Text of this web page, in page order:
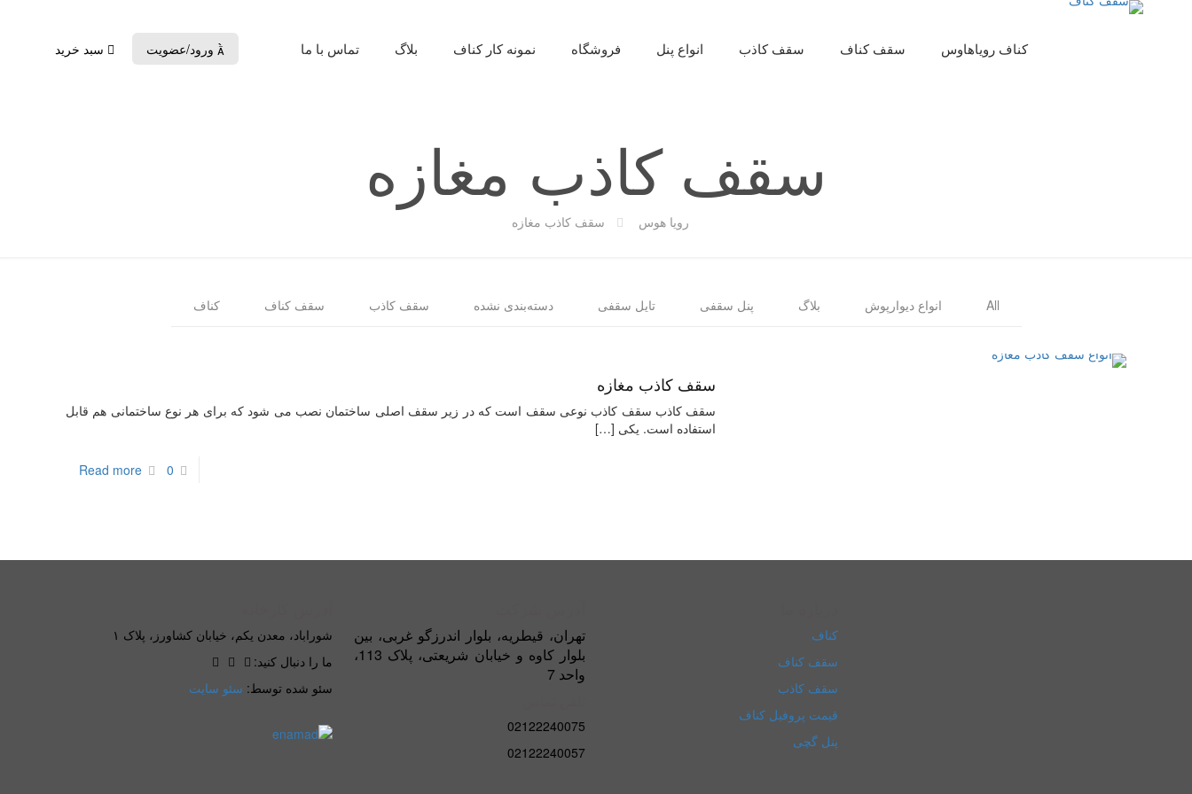
کناف رویاهاوس سقف کناف سقف کاذب انواع پنل فروشگاه نمونه کار کناف بلاگ تماس با ما  ورود/عضویت سبد خرید
سقف کاذب مغازه
رویا هوس سقف کاذب مغازه
All انواع دیوارپوش بلاگ پنل سقفی تایل سقفی دسته‌بندی نشده سقف کاذب سقف کناف کناف
سقف کاذب مغازه
سقف کاذب سقف کاذب نوعی سقف است که در زیر سقف اصلی ساختمان نصب می شود که برای هر نوع ساختمانی هم قابل
استفاده است. یکی […]
0
Read more
کناف
سقف کناف
سقف کاذب
قیمت پروفیل کناف
پنل گچی
تهران، قیطریه، بلوار اندرزگو غربی، بین
بلوار کاوه و خیابان شریعتی، پلاک 113،
واحد 7
02122240075
02122240057
شوراباد، معدن یکم، خیابان کشاورز، پلاک ۱
ما را دنبال کنید:
سئو شده توسط: سئو سایت